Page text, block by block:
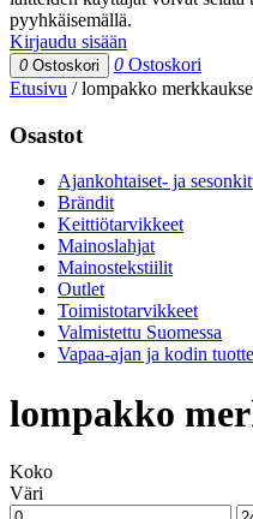
pyyhkäisemällä.
Kirjaudu sisään
0 Ostoskori 0 Ostoskori
Etusivu /lompakko
Osastot
Ajankohtaiset- ja
Brändit
Keittiötarvikkeet
Mainoslahjat
Mainostekstiilit
Outlet
Toimistotarvikkeet
Valmistettu Suomessa
Vapaa-ajan ja kodin
lompakko
Koko
Väri